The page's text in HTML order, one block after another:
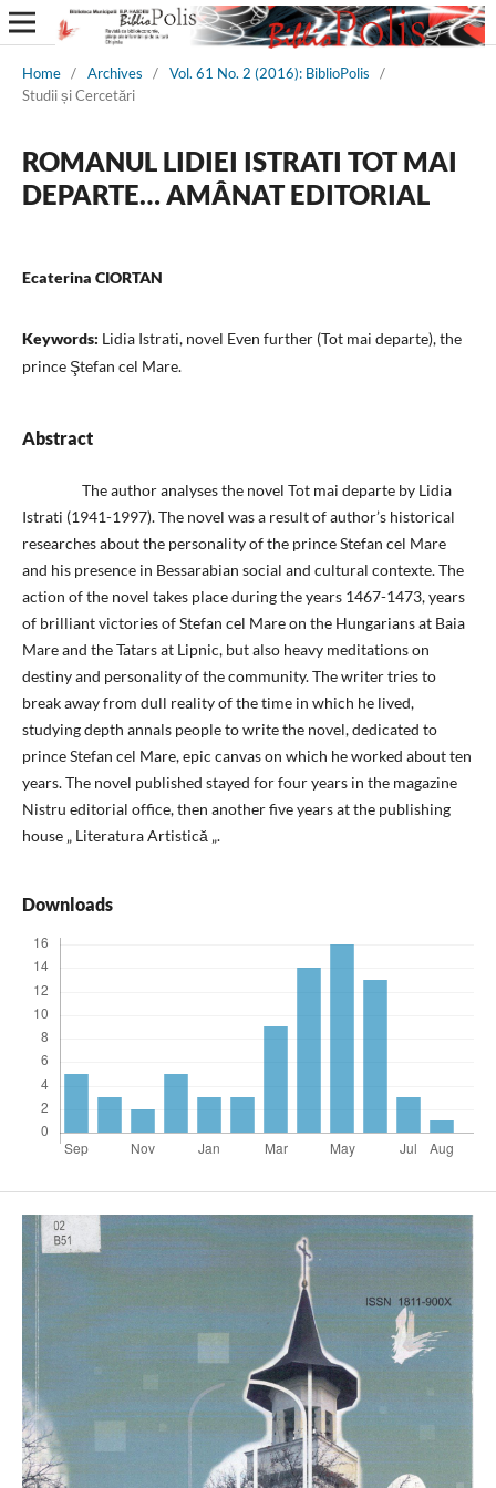
Home / Archives / Vol. 61 No. 2 (2016): BiblioPolis
/
Studii și Cercetări
ROMANUL LIDIEI ISTRATI TOT MAI
DEPARTE… AMÂNAT EDITORIAL
Ecaterina CIORTAN
Keywords: Lidia Istrati, novel Even further (Tot mai departe), the
prince Ştefan cel Mare.
Abstract
The author analyses the novel Tot mai departe by Lidia
Istrati (1941-1997). The novel was a result of author’s historical
researches about the personality of the prince Stefan cel Mare
and his presence in Bessarabian social and cultural contexte. The
action of the novel takes place during the years 1467-1473, years
of brilliant victories of Stefan cel Mare on the Hungarians at Baia
Mare and the Tatars at Lipnic, but also heavy meditations on
destiny and personality of the community. The writer tries to
break away from dull reality of the time in which he lived,
studying depth annals people to write the novel, dedicated to
prince Stefan cel Mare, epic canvas on which he worked about ten
years. The novel published stayed for four years in the magazine
Nistru editorial office, then another five years at the publishing
house „ Literatura Artistică „.
Downloads